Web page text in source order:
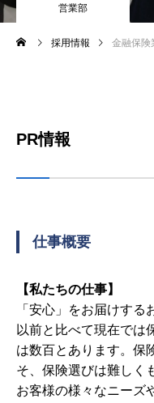
営業部
採用情報 金融保険
PR情報
仕事概要
【私たちの仕事】
「安心」をお届けする
以前と比べて現在では
は数百とあります。保
そ、保険選びは難しく
お客様の様々なニーズ